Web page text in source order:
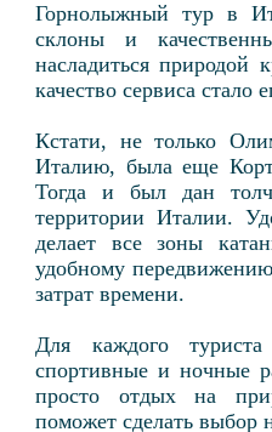
Горнолыжный тур в
склоны и
насладиться
качество сервиса стало
Кстати, не только
Италию, была еще
Тогда и был дан
территории Италии.
делает все зоны
удобному
затрат времени.
Для каждого
спортивные и ночные
просто отдых на
поможет сделать выбор